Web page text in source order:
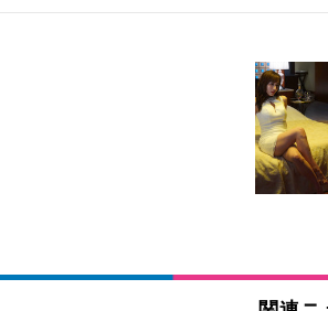
ない 跳ね上げ式アームレスト コンパクト 約
EV3240X-WT | 31.5型4K UHD・USB Type-C
ー 1回使い捨て 無香料 ホワイト 300枚